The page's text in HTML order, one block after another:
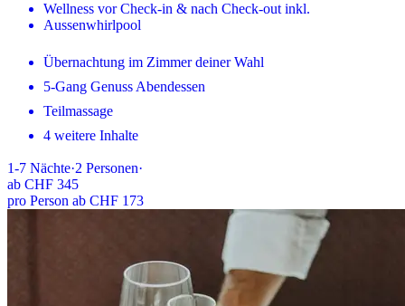
Wellness vor Check-in & nach Check-out inkl.
Aussenwhirlpool
Übernachtung im Zimmer deiner Wahl
5-Gang Genuss Abendessen
Teilmassage
4 weitere Inhalte
1-7 Nächte·2 Personen·
ab CHF 345
pro Person ab CHF 173